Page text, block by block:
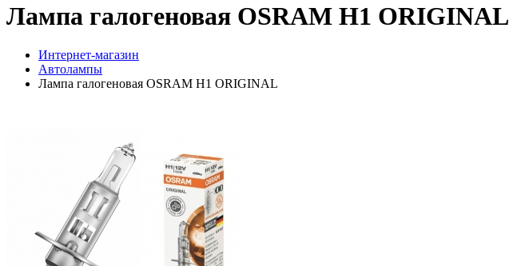
Лампа галогеновая OSRAM H1 ORIGINAL
Интернет-магазин
Автолампы
Лампа галогеновая OSRAM H1 ORIGINAL